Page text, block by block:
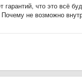
гарантий, что это всё
не возможно